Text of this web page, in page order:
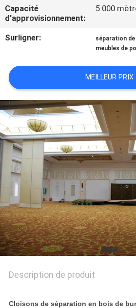
NOUVELLES
UNE
CITATION
PLAN
DU
SITE
PRIVACY
POLICY
Capacité
d'approvisionnement:
5.000
Surligner: séparation
meubles de
MEILLEUR PRIX
Description de produit
Cloisons de séparation en bois de